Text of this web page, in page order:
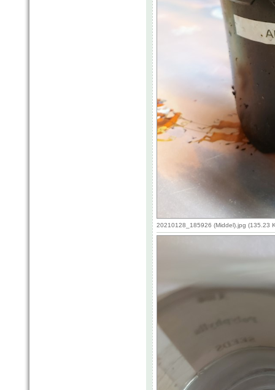
20210128_185926 (Middel).jpg (135.23